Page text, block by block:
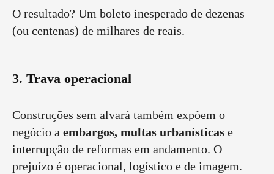
O resultado? Um boleto inesperado de dezenas
(ou centenas) de milhares de reais.
3. Trava operacional
Construções sem alvará também expõem o
negócio a embargos, multas urbanísticas e
interrupção de reformas em andamento. O
prejuízo é operacional, logístico e de imagem.